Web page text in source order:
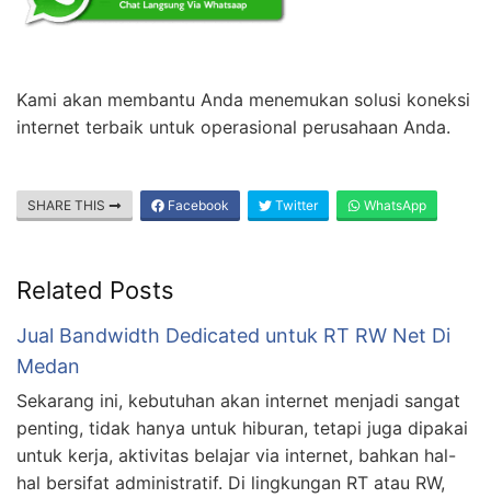
Kami akan membantu Anda menemukan solusi koneksi
internet terbaik untuk operasional perusahaan Anda.
SHARE THIS Facebook Twitter WhatsApp
Related Posts
Jual Bandwidth Dedicated untuk RT RW Net Di
Medan
Sekarang ini, kebutuhan akan internet menjadi sangat
penting, tidak hanya untuk hiburan, tetapi juga dipakai
untuk kerja, aktivitas belajar via internet, bahkan hal-
hal bersifat administratif. Di lingkungan RT atau RW,